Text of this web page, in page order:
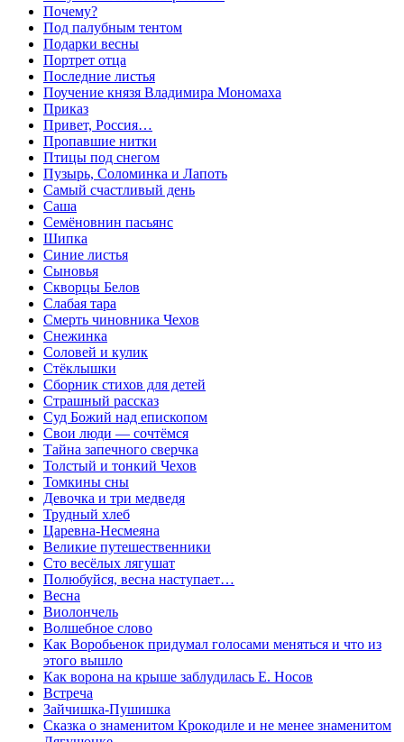
Почему?
Под палубным тентом
Подарки весны
Портрет отца
Последние листья
Поучение князя Владимира Мономаха
Приказ
Привет, Россия…
Пропавшие нитки
Птицы под снегом
Пузырь, Соломинка и Лапоть
Самый счастливый день
Саша
Семёновнин пасьянс
Шипка
Синие листья
Сыновья
Скворцы Белов
Слабая тара
Смерть чиновника Чехов
Снежинка
Соловей и кулик
Стёклышки
Сборник стихов для детей
Страшный рассказ
Суд Божий над епископом
Свои люди — сочтёмся
Тайна запечного сверчка
Толстый и тонкий Чехов
Томкины сны
Девочка и три медведя
Трудный хлеб
Царевна-Несмеяна
Великие путешественники
Сто весёлых лягушат
Полюбуйся, весна наступает…
Весна
Виолончель
Волшебное слово
Кaк Воробьенок придумaл голосaми меняться и что из
этого вышло
Как ворона на крыше заблудилась Е. Носов
Встреча
Зайчишка-Пушишка
Сказка о знаменитом Крокодиле и не менее знаменитом